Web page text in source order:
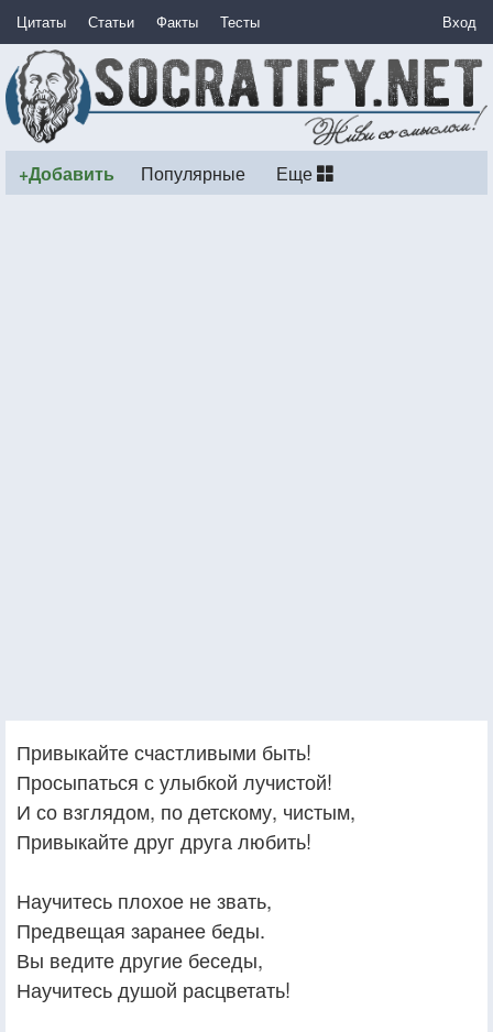
Цитаты Статьи Факты Тесты Вход
+Добавить Популярные Еще
Привыкайте счастливыми быть!
Просыпаться с улыбкой лучистой!
И со взглядом, по детскому, чистым,
Привыкайте друг друга любить!
Научитесь плохое не звать,
Предвещая заранее беды.
Вы ведите другие беседы,
Научитесь душой расцветать!